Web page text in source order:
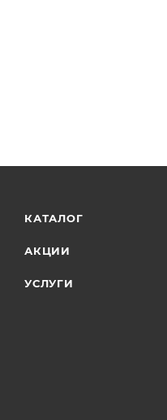
КАТАЛОГ
АКЦИИ
УСЛУГИ